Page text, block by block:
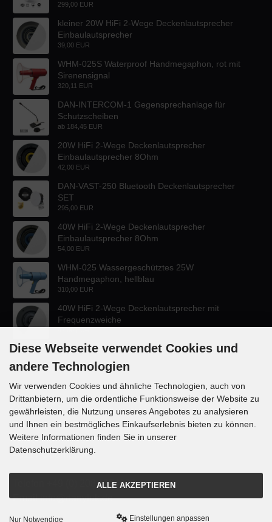
299,00 EUR
kleiner 20W HiFi 2-Wege Deckenlautsprecher
Einbaulautsprecher
39,00 EUR
WHM-025S Waterproof Handmegaphon, rot mit
Sirenensignal
320,11 EUR
DAN-INTERCOM-1 Gegensprechanlage für
Schutzscheiben
ab 184,45 EUR
20W HiFi 2-Wege Deckenlautsprecher
Einbaulautsprecher 8Ohm
42,00 EUR
DAN-VAST-250 Bluetooth Deckenlautsprecher
SET
295,00 EUR
40W HiFi 2-Wege Deckenlautsprecher
Einbaulautsprecher 8Ohm
54,00 EUR
WHM-025 Wassergeschütztes 25W
Handmegaphon, hellblau
310,00 EUR
40W HiFi 2-Wege Deckenlautsprecher mit
Frequenzweiche
KONTAKT
Lautsprecher-OnlineShop.de
Rübekampstr. 35
46117 Oberhausen
Telefon +49 (0) 208 / 874188
Email info@danyluk.de
Diese Webseite verwendet Cookies und
andere Technologien
Wir verwenden Cookies und ähnliche Technologien, auch von
Drittanbietern, um die ordentliche Funktionsweise der Website zu
gewährleisten, die Nutzung unseres Angebotes zu analysieren
und Ihnen ein bestmögliches Einkaufserlebnis bieten zu können.
Weitere Informationen finden Sie in unserer
Datenschutzerklärung.
ALLE AKZEPTIEREN
Nur Notwendige Einstellungen anpassen